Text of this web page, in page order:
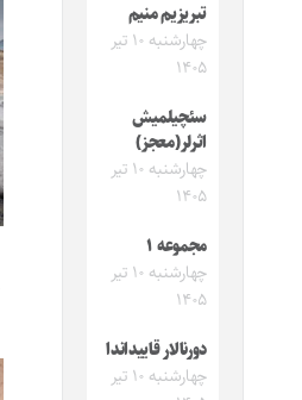
تبریزیم منیم
چهارشنبه ۱۰ تیر
۱۴۰۵
سئچیلمیش
اثرلر(معجز)
چهارشنبه ۱۰ تیر
۱۴۰۵
مجموعه ۱
چهارشنبه ۱۰ تیر
۱۴۰۵
دورنالار قاییداندا
چهارشنبه ۱۰ تیر